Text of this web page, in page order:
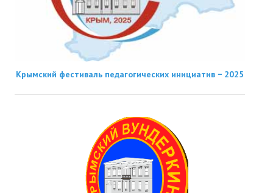
Крымский фестиваль педагогических инициатив − 2025